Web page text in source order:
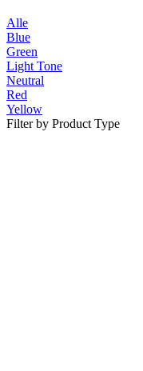
Alle
Blue
Green
Light Tone
Neutral
Red
Yellow
Filter by Product Type